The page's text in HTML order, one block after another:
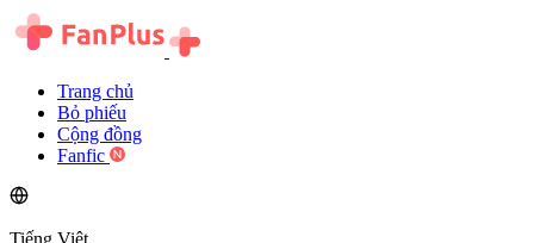
Trang chủ
Bỏ phiếu
Cộng đồng
Fanfic
Tiếng Việt